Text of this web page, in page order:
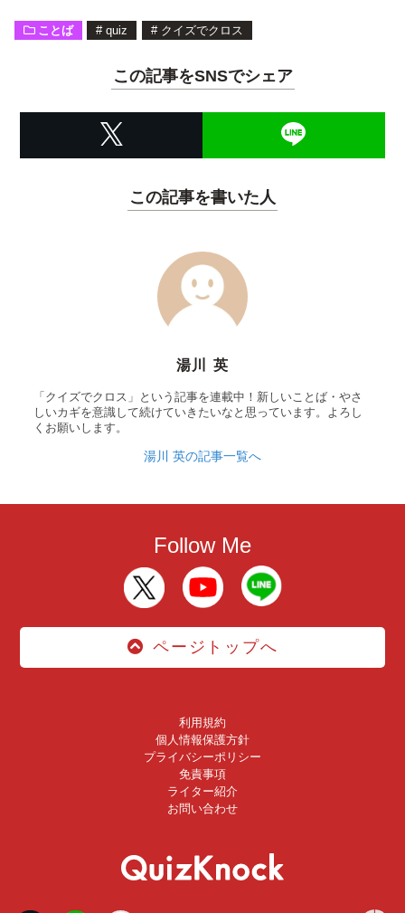
ことば # quiz # クイズでクロス
この記事をSNSでシェア
この記事を書いた人
湯川 英
「クイズでクロス」という記事を連載中！新しいことば・やさ
しいカギを意識して続けていきたいなと思っています。よろし
くお願いします。
湯川 英の記事一覧へ
Follow Me
ページトップへ
利用規約
個人情報保護方針
プライバシーポリシー
免責事項
ライター紹介
お問い合わせ